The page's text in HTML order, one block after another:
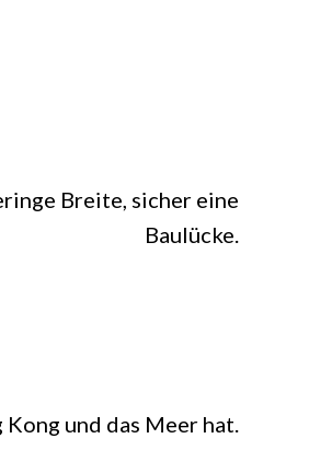
Breite, sicher eine
Baulücke.
und das Meer hat.